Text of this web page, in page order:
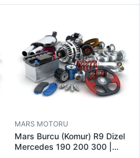
MARS MOTORU
Mars Burcu (Komur) R9 Dizel
Mercedes 190 200 300 |